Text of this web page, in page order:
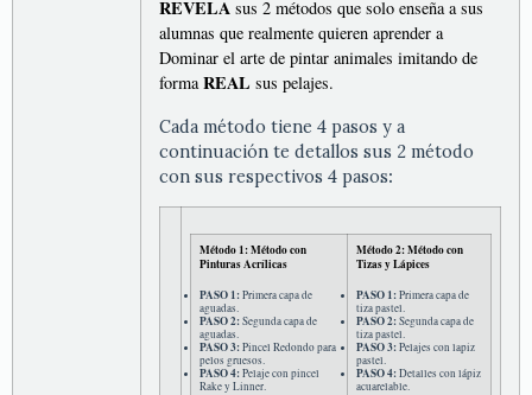
REVELA sus 2 métodos que solo enseña a sus
alumnas que realmente quieren aprender a
Dominar el arte de pintar animales imitando de
formaREAL sus pelajes.
Cada método tiene 4 pasos y a
continuación te detallos sus 2 método
con sus respectivos 4 pasos:
Método 1: Método con
Pinturas Acrílicas
PASO 1:Primera capa de
aguadas.
PASO 2:Segunda capa de
aguadas.
PASO 3:Pincel Redondo para
pelos gruesos.
PASO 4:Pelaje con pincel
Rake y Linner.
Método 2: Método con
Tizas y Lápices
PASO 1:Primera capa de
tiza pastel.
PASO 2:Segunda capa de
tiza pastel.
PASO 3:Pelajes con lapiz
pastel.
PASO 4:Detalles con lápiz
acuarelable.